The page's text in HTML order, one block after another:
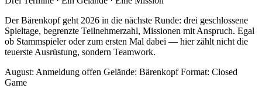
Der Bärenkopf geht 2026 in die nächste Runde: drei geschlossene
Spieltage, begrenzte Teilnehmerzahl, Missionen mit Anspruch. Egal
ob Stammspieler oder zum ersten Mal dabei — hier zählt nicht die
teuerste Ausrüstung, sondern Teamwork.
August: Anmeldung offen Gelände: Bärenkopf Format: Closed
Game